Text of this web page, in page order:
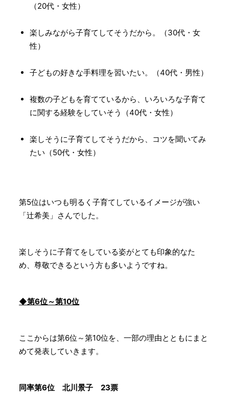
（20代・女性）
楽しみながら子育てしてそうだから。（30代・女
性）
子どもの好きな手料理を習いたい。（40代・男性）
複数の子どもを育てているから、いろいろな子育て
に関する経験をしていそう（40代・女性）
楽しそうに子育てしてそうだから、コツを聞いてみ
たい（50代・女性）
第5位はいつも明るく子育てしているイメージが強い
「辻希美」さんでした。
楽しそうに子育てをしている姿がとても印象的なた
め、尊敬できるという方も多いようですね。
◆第6位～第10位
ここからは第6位～第10位を、一部の理由とともにまと
めて発表していきます。
同率第6位 北川景子 23票